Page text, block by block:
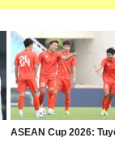
ASEAN Cup 2026: